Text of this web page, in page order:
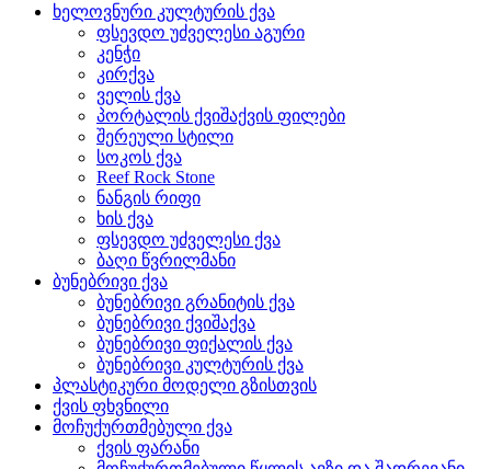
ხელოვნური კულტურის ქვა
ფსევდო უძველესი აგური
კენჭი
კირქვა
ველის ქვა
პორტალის ქვიშაქვის ფილები
შერეული სტილი
სოკოს ქვა
Reef Rock Stone
ნანგის რიფი
ხის ქვა
ფსევდო უძველესი ქვა
ბაღი წვრილმანი
ბუნებრივი ქვა
ბუნებრივი გრანიტის ქვა
ბუნებრივი ქვიშაქვა
ბუნებრივი ფიქალის ქვა
ბუნებრივი კულტურის ქვა
პლასტიკური მოდელი გზისთვის
ქვის ფხვნილი
მოჩუქურთმებული ქვა
ქვის ფარანი